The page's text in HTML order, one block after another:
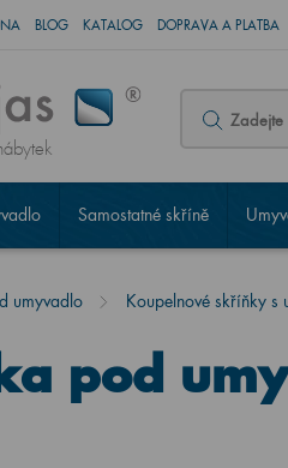
BLOG KATALOG DOPRAVA A PLATBA
Samostatné skříně
umyvadlo Koupelnové skříňky s
pod